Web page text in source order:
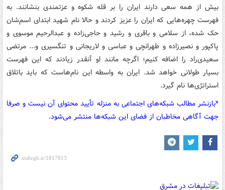
بیش از همه سعی دارند ایران را بر قله شکوه و عزتمندی بنشانند. به
فهرست چهره‌هایی که ایران را عزیز کردند و حالا نام شهید ابتدای اسم‌شان
حک شده، از سلامی و باقری و رشید و حاجی‌زاده و عبدالرحیم موسوی و
پاکپور و نصیرزاده و طهرانچی و عباسی و لاریجانی و تنگسیری و... مرتضی
سعیدی‌راد را اضافه کنیم؛ اگرچه مانند او آنقدر زیادند که این فهرست
بسیار طولانی خواهد شد. ایران به واسطه این نام‌هاست که باید باتلاق
استراتژی‌ها نام گیرد.
*بازنشر مطالب شبکه‌های اجتماعی به منزله تأیید محتوای آن نیست و صرفا
جهت آگاهی مخاطبان از فضای این شبکه‌ها منتشر می‌شود.